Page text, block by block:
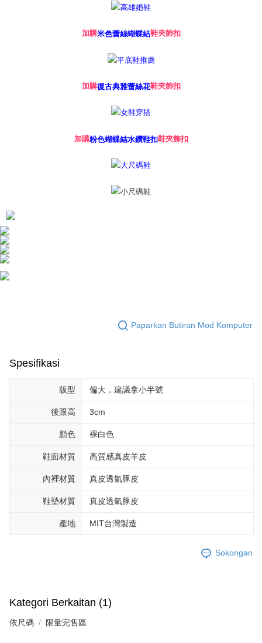
加購米色蕾絲蝴蝶結鞋夾飾扣
加購復古典雅蕾絲花鞋夾飾扣
加購粉色蝴蝶結水鑽鞋扣鞋夾飾扣
Paparkan Butiran Mod Komputer
Spesifikasi
版型 偏大，建議拿小半號
後跟高 3cm
顏色 裸白色
鞋面材質 高質感真皮羊皮
內裡材質 真皮透氣豚皮
鞋墊材質 真皮透氣豚皮
產地 MIT台灣製造
Sokongan
Kategori Berkaitan (1)
依尺碼 限量完售區